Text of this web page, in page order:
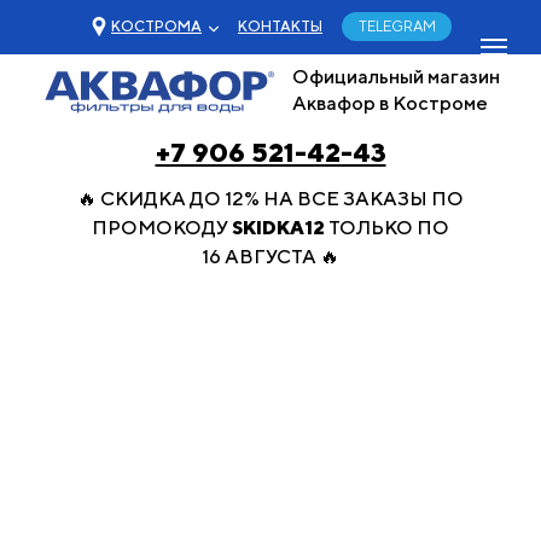
+7 906 521-42-43
КОСТРОМА
Официальный магазин
Аквафор в Костроме
🔥 СКИДКА ДО 12% НА ВСЕ ЗАКАЗЫ ПО
ПРОМОКОДУSKIDKA12 ТОЛЬКО ПО
16 АВГУСТА 🔥
КОНТАКТЫ TELEGRAM